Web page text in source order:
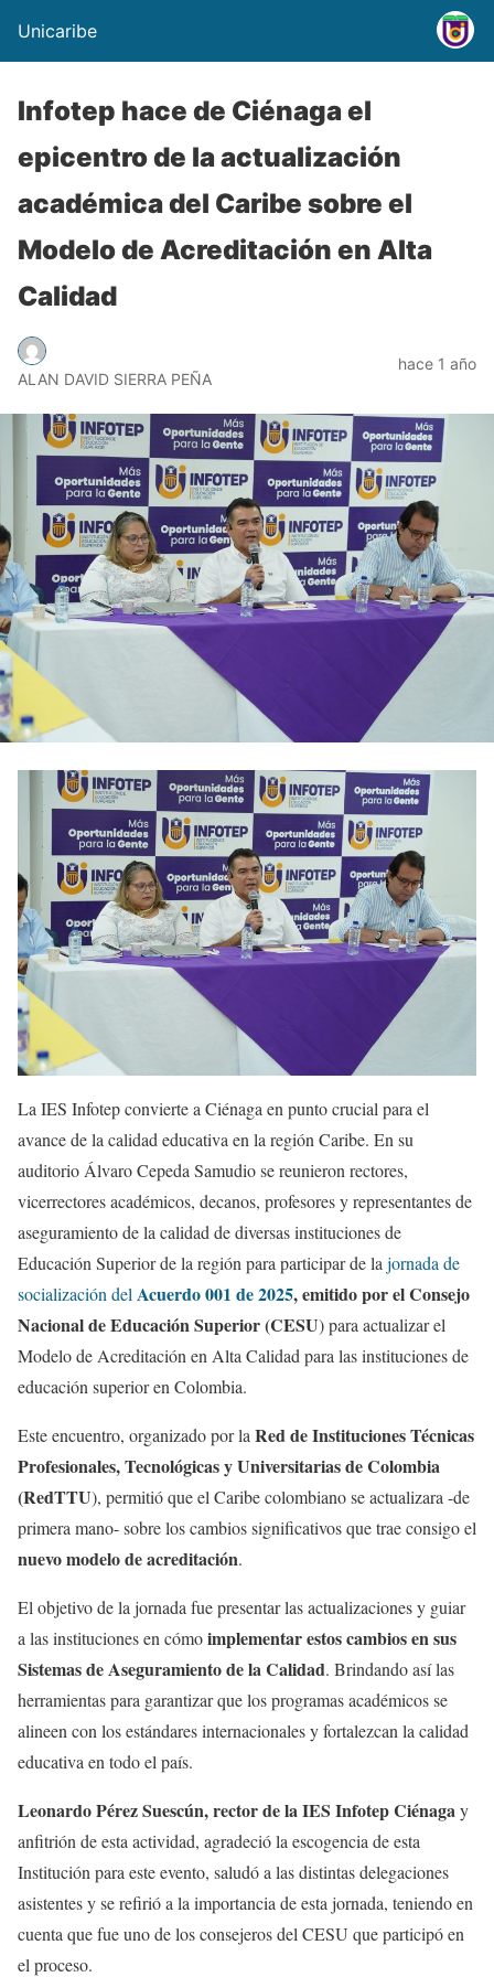
Unicaribe
Infotep hace de Ciénaga el
epicentro de la actualización
académica del Caribe sobre el
Modelo de Acreditación en Alta
Calidad
ALAN DAVID SIERRA PEÑA
hace 1 año
La IES Infotep convierte a Ciénaga en punto crucial para el
avance de la calidad educativa en la región Caribe. En su
auditorio Álvaro Cepeda Samudio se reunieron rectores,
vicerrectores académicos, decanos, profesores y representantes de
aseguramiento de la calidad de diversas instituciones de
Educación Superior de la región para participar de la jornada de
socialización del Acuerdo 001 de 2025, emitido por el Consejo
Nacional de Educación Superior (CESU) para actualizar el
Modelo de Acreditación en Alta Calidad para las instituciones de
educación superior en Colombia.
Este encuentro, organizado por la Red de Instituciones Técnicas
Profesionales, Tecnológicas y Universitarias de Colombia
(RedTTU), permitió que el Caribe colombiano se actualizara -de
primera mano- sobre los cambios significativos que trae consigo el
nuevo modelo de acreditación.
El objetivo de la jornada fue presentar las actualizaciones y guiar
a las instituciones en cómoimplementar estos cambios en sus
Sistemas de Aseguramiento de la Calidad. Brindando así las
herramientas para garantizar que los programas académicos se
alineen con los estándares internacionales y fortalezcan la calidad
educativa en todo el país.
Leonardo Pérez Suescún, rector de la IES Infotep Ciénaga y
anfitrión de esta actividad, agradeció la escogencia de esta
Institución para este evento, saludó a las distintas delegaciones
asistentes y se refirió a la importancia de esta jornada, teniendo en
cuenta que fue uno de los consejeros del CESU que participó en
el proceso.